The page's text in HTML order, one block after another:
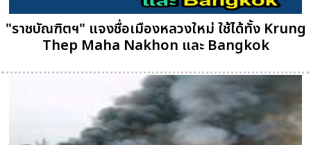
"ราชบัณฑิตฯ" แจงชื่อเมืองหลวงใหม่ ใช้ได้ทั้ง Krung
Thep Maha Nakhon และ Bangkok